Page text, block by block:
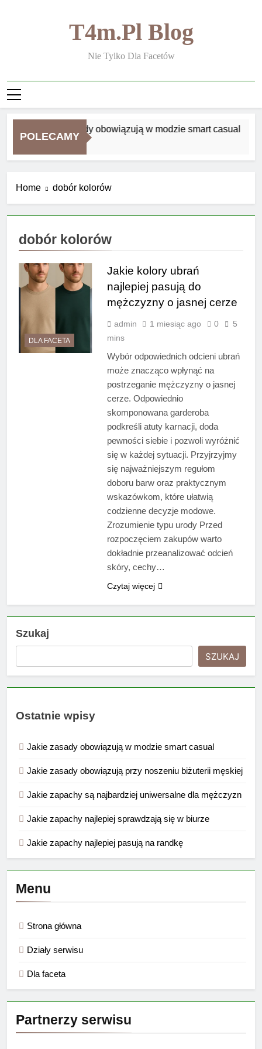
T4m.pl Blog
Nie Tylko Dla Facetów
POLECAMY
Jakie zasady obowiązują w modzie smart casual
Home dobór kolorów
dobór kolorów
DLA FACETA
Jakie kolory ubrań
najlepiej pasują do
mężczyzny o jasnej cerze
admin 1 miesiąc ago 0
5
mins
Wybór odpowiednich odcieni ubrań
może znacząco wpłynąć na
postrzeganie mężczyzny o jasnej
cerze. Odpowiednio
skomponowana garderoba
podkreśli atuty karnacji, doda
pewności siebie i pozwoli wyróżnić
się w każdej sytuacji. Przyjrzyjmy
się najważniejszym regułom
doboru barw oraz praktycznym
wskazówkom, które ułatwią
codzienne decyzje modowe.
Zrozumienie typu urody Przed
rozpoczęciem zakupów warto
dokładnie przeanalizować odcień
skóry, cechy…
Czytaj więcej
Szukaj
SZUKAJ
Ostatnie wpisy
Jakie zasady obowiązują w modzie smart casual
Jakie zasady obowiązują przy noszeniu biżuterii męskiej
Jakie zapachy są najbardziej uniwersalne dla mężczyzn
Jakie zapachy najlepiej sprawdzają się w biurze
Jakie zapachy najlepiej pasują na randkę
Menu
Strona główna
Działy serwisu
Dla faceta
Partnerzy serwisu